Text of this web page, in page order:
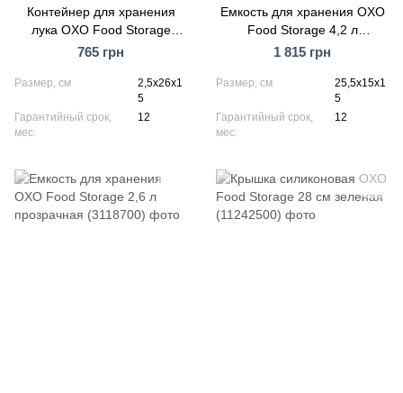
Контейнер для хранения
лука OXO Food Storage
фиолетовый (11250100)
765 грн
Размер, см
2,5x26x1
5
Гарантийный срок,
мес.
12
Емкость для хранения OXO
Food Storage 4,2 л
прозрачная (3118200)
1 815 грн
Размер, см
25,5x15x1
5
Гарантийный срок,
мес.
12